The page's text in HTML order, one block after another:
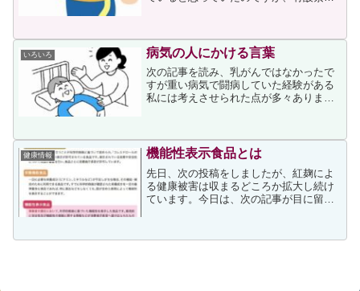
じられなかったためです。有酸素運動で
証明されている医学的効...
いろいろ 病気の人にかける言葉
次の記事を読み、乳がんではなかったで
すが重い病気で闘病していた経験がある
私には考えさせられた点が多々ありまし
しかった言葉を次のように書いていまし
た。私がうれしかったのは...
健康情報 機能性表示食品とは
先日、次の投稿をしましたが、紅麹によ
る健康被害は収まるどころか拡大し続け
ています。今日は、次の記事が目に留ま
成分入りサプリメントを巡る問題で、健